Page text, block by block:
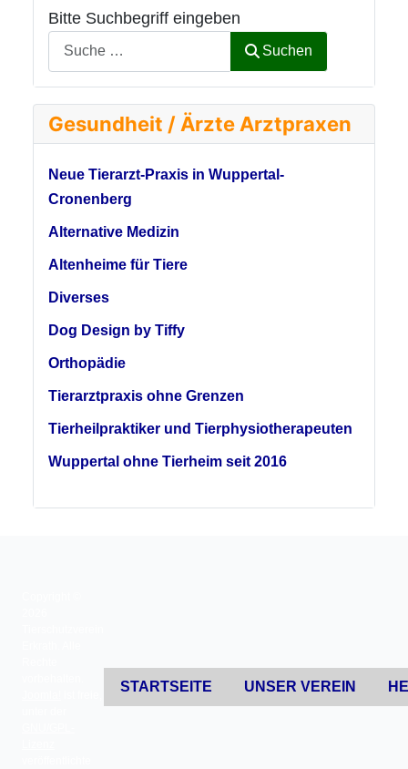
Bitte Suchbegriff eingeben
Suchen
Gesundheit / Ärzte Arztpraxen
Neue Tierarzt-Praxis in Wuppertal-
Cronenberg
Alternative Medizin
Altenheime für Tiere
Diverses
Dog Design by Tiffy
Orthopädie
Tierarztpraxis ohne Grenzen
Tierheilpraktiker und Tierphysiotherapeuten
Wuppertal ohne Tierheim seit 2016
STARTSEITE UNSER VEREIN